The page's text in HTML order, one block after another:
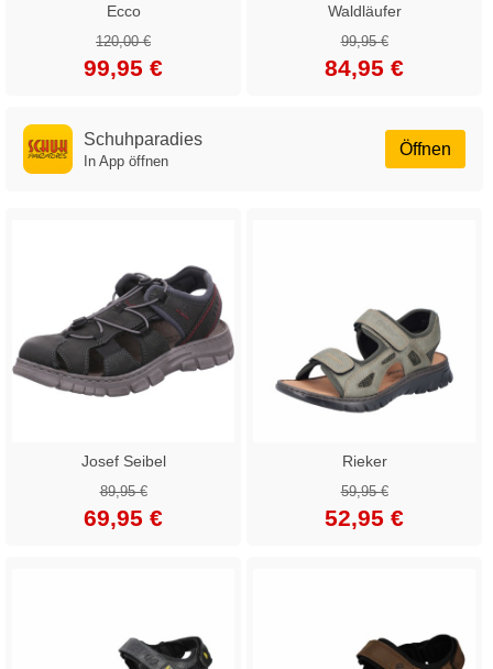
Ecco
120,00 €
99,95 €
Waldläufer
99,95 €
84,95 €
Öffnen
Schuhparadies
In App öffnen
Josef Seibel
89,95 €
69,95 €
Rieker
59,95 €
52,95 €